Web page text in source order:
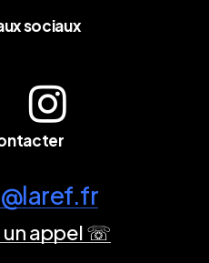
sociaux
un appel ☏